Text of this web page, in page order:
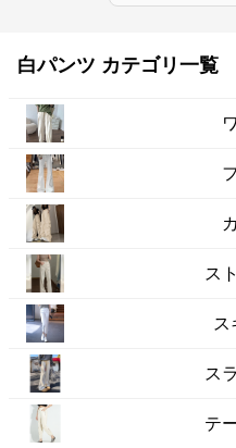
白パンツ カテゴリ一覧
ス
ス
ス
テ